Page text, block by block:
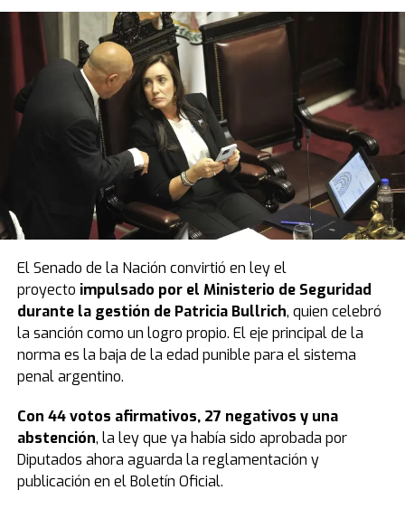
El Senado de la Nación convirtió en ley el
proyecto impulsado por el Ministerio de Seguridad
durante la gestión de Patricia Bullrich, quien celebró
la sanción como un logro propio. El eje principal de la
norma es la baja de la edad punible para el sistema
penal argentino.
Con 44 votos afirmativos, 27 negativos y una
abstención, la ley que ya había sido aprobada por
Diputados ahora aguarda la reglamentación y
publicación en el Boletín Oficial.